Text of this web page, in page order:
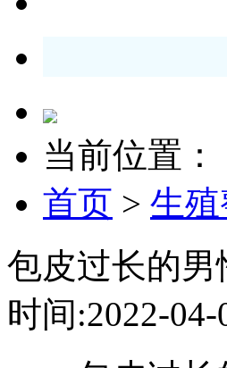
当前位置：
首页 > 生
包皮过长的
时间:2022-